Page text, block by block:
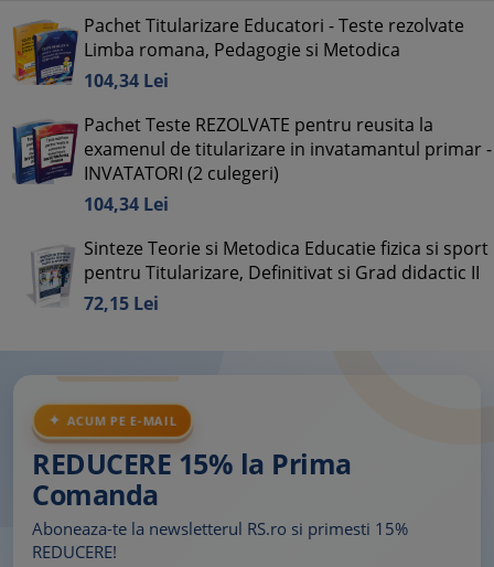
Pachet Titularizare Educatori - Teste rezolvate
Limba romana, Pedagogie si Metodica
104,34 Lei
Pachet Teste REZOLVATE pentru reusita la
examenul de titularizare in invatamantul primar -
INVATATORI (2 culegeri)
104,34 Lei
Sinteze Teorie si Metodica Educatie fizica si sport
pentru Titularizare, Definitivat si Grad didactic II
72,15 Lei
ACUM PE E-MAIL
REDUCERE 15% la Prima
Comanda
Aboneaza-te la newsletterul RS.ro si primesti 15%
REDUCERE!